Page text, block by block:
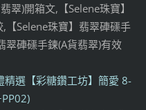
翠)開箱文,【Selene珠寶】
【Selene珠寶】翡翠硨磲手
翠硨磲手鍊(A貨翡翠)有效
選【彩糖鑽工坊】簡愛 8-